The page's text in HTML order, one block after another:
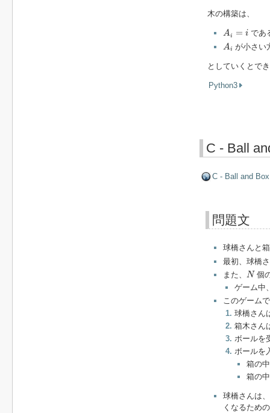
木の構築は、
Ai = i
Ai であ
A i
Ai が小さい
としていくとで
Python3
C - Ball
C - Ball and Box
問題文
球橋さんと
最初、球橋
また、 N
N 個
ゲーム中
このゲーム
球橋さん
箱木さん
ボールを
ボールを
箱の
箱の
球橋さんは
くなるため